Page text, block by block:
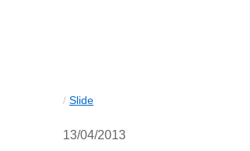
/ Slide
13/04/2013